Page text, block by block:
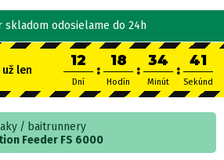
skladom odosielame do 24h
len
12
Dní
:
18
Hodín
:
34
Minút
:
41
Sekúnd
baitrunnery
Feeder FS 6000